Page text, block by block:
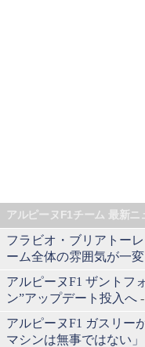
アルピーヌF1チーム 最新ニ
フラビオ・ブリアトー
ーム全体の雰囲気が一変
アルピーヌF1 ザントフ
ン”アップデート投入へ
アルピーヌF1 ガスリー
マシンは無事ではない」